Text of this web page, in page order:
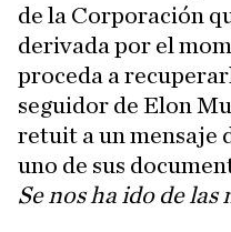
de la Corporación
derivada por el
proceda a
seguidor de Elon
retuit a un mensaje
uno de sus
Se nos ha ido de las